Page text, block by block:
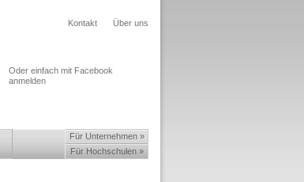
Kontakt Über uns
Oder einfach mit Facebook
anmelden
Für Unternehmen »
Für Hochschulen »